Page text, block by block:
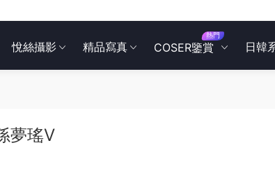
悅絲攝影 精品寫真 COSER鑒賞
熱門
日韓
夢瑤V